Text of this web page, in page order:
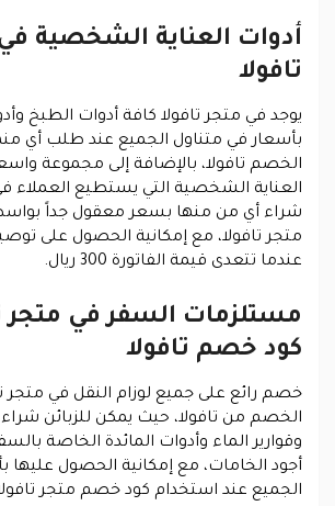
أدوات العناية الشخصية
تافولا
يوجد في متجر تافولا كافة أدوات الطبخ
بأسعار في متناول الجميع عند طلب أي
الخصم تافولا، بالإضافة إلى مجموعة
العناية الشخصية التي يستطيع العملاء
شراء أي من منها بسعر معقول جداً
متجر تافولا، مع إمكانية الحصول على
عندما تتعدى قيمة الفاتورة 300 ريال.
مستلزمات السفر في متجر
كود خصم تافولا
خصم رائع على جميع لوزام النقل في متجر
الخصم من تافولا، حيث يمكن للزبائن
وقوارير الماء وأدوات المائدة الخاصة
أجود الخامات، مع إمكانية الحصول عليها
الجميع عند استخدام كود خصم متجر تافولا